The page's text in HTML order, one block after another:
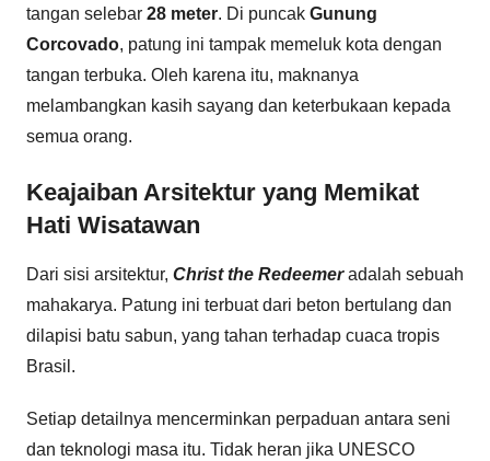
tangan selebar 28 meter. Di puncak Gunung
Corcovado, patung ini tampak memeluk kota dengan
tangan terbuka. Oleh karena itu, maknanya
melambangkan kasih sayang dan keterbukaan kepada
semua orang.
Keajaiban Arsitektur yang Memikat
Hati Wisatawan
Dari sisi arsitektur, Christ the Redeemeradalah sebuah
mahakarya. Patung ini terbuat dari beton bertulang dan
dilapisi batu sabun, yang tahan terhadap cuaca tropis
Brasil.
Setiap detailnya mencerminkan perpaduan antara seni
dan teknologi masa itu. Tidak heran jika UNESCO